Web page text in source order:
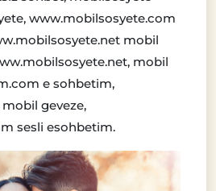
www.mobilsosyete.com
mobil
mobil
e sohbetim,
geveze,
sesli esohbetim.